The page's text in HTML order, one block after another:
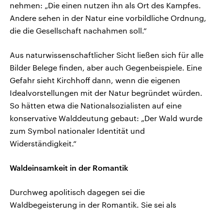
nehmen: „Die einen nutzen ihn als Ort des Kampfes.
Andere sehen in der Natur eine vorbildliche Ordnung,
die die Gesellschaft nachahmen soll.“
Aus naturwissenschaftlicher Sicht ließen sich für alle
Bilder Belege finden, aber auch Gegenbeispiele. Eine
Gefahr sieht Kirchhoff dann, wenn die eigenen
Idealvorstellungen mit der Natur begründet würden.
So hätten etwa die Nationalsozialisten auf eine
konservative Walddeutung gebaut: „Der Wald wurde
zum Symbol nationaler Identität und
Widerständigkeit.“
Waldeinsamkeit in der Romantik
Durchweg apolitisch dagegen sei die
Waldbegeisterung in der Romantik. Sie sei als